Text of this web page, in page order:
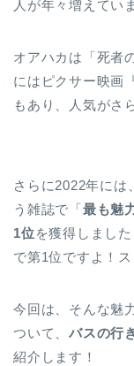
人が年々増えてい
オアハカは「死者
にはピクサー映画
もあり、人気がさ
さらに2022年には
う雑誌で「最も魅
1位を獲得しまし
で第1位ですよ！ス
今回は、そんな魅
ついて、バスの行
紹介します！